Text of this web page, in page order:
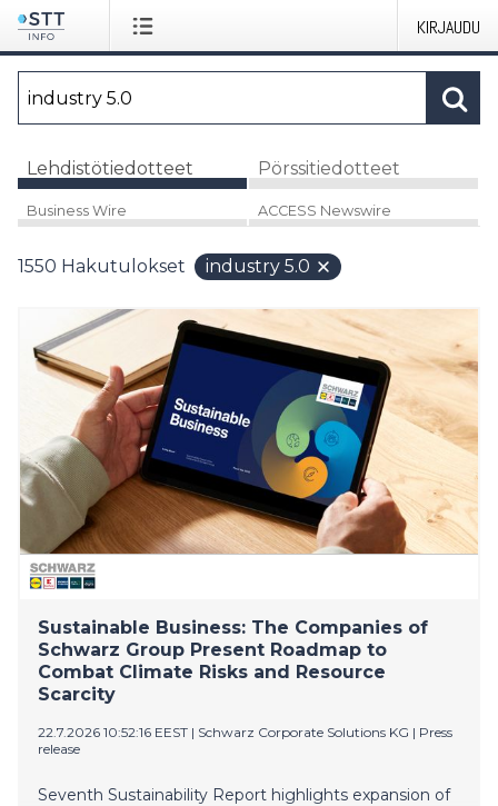
KIRJAUDU
Lehdistötiedotteet Pörssitiedotteet
Business Wire ACCESS Newswire
1550 Hakutulokset industry 5.0
Sustainable Business: The Companies of
Schwarz Group Present Roadmap to
Combat Climate Risks and Resource
Scarcity
22.7.2026 10:52:16 EEST | Schwarz Corporate Solutions KG | Press
release
Seventh Sustainability Report highlights expansion of